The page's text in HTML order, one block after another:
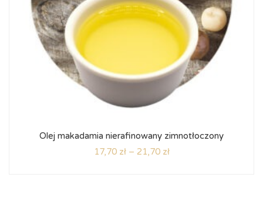
Olej makadamia nierafinowany zimnotłoczony
17,70 zł – 21,70 zł